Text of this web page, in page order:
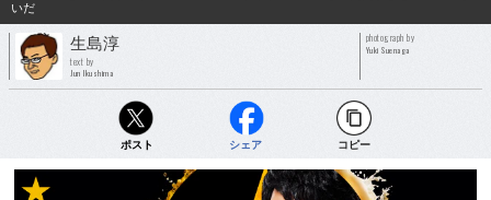
いだ
生島淳
text by
Jun Ikushima
photograph by
Yuki Suenaga
ポスト シェア コピー